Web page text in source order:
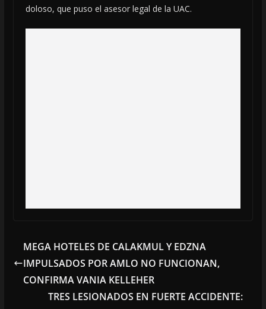
doloso, que puso el asesor legal de la UAC.
MEGA HOTELES DE CALAKMUL Y EDZNA
IMPULSADOS POR AMLO NO FUNCIONAN,
CONFIRMA VANIA KELLEHER
TRES LESIONADOS EN FUERTE ACCIDENTE: